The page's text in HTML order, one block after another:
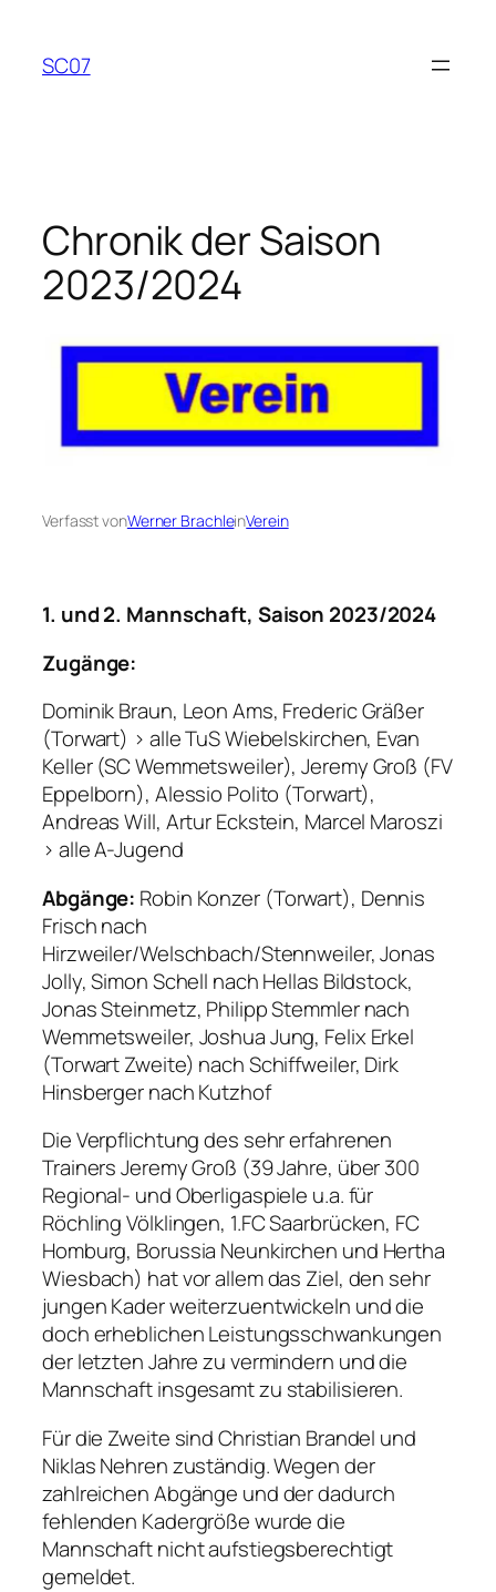
springen
SC07
Chronik der Saison
2023/2024
Verfasst vonWerner BrachleinVerein
1. und 2. Mannschaft, Saison 2023/2024
Zugänge:
Dominik Braun, Leon Ams, Frederic Gräßer
(Torwart) > alle TuS Wiebelskirchen, Evan
Keller (SC Wemmetsweiler), Jeremy Groß (FV
Eppelborn), Alessio Polito (Torwart),
Andreas Will, Artur Eckstein, Marcel Maroszi
> alle A-Jugend
Abgänge: Robin Konzer (Torwart), Dennis
Frisch nach
Hirzweiler/Welschbach/Stennweiler, Jonas
Jolly, Simon Schell nach Hellas Bildstock,
Jonas Steinmetz, Philipp Stemmler nach
Wemmetsweiler, Joshua Jung, Felix Erkel
(Torwart Zweite) nach Schiffweiler, Dirk
Hinsberger nach Kutzhof
Die Verpflichtung des sehr erfahrenen
Trainers Jeremy Groß (39 Jahre, über 300
Regional- und Oberligaspiele u.a. für
Röchling Völklingen, 1.FC Saarbrücken, FC
Homburg, Borussia Neunkirchen und Hertha
Wiesbach) hat vor allem das Ziel, den sehr
jungen Kader weiterzuentwickeln und die
doch erheblichen Leistungsschwankungen
der letzten Jahre zu vermindern und die
Mannschaft insgesamt zu stabilisieren.
Für die Zweite sind Christian Brandel und
Niklas Nehren zuständig. Wegen der
zahlreichen Abgänge und der dadurch
fehlenden Kadergröße wurde die
Mannschaft nicht aufstiegsberechtigt
gemeldet.